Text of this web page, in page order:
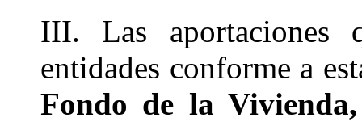
III. Las aportaciones
entidades conforme a
Fondo de la